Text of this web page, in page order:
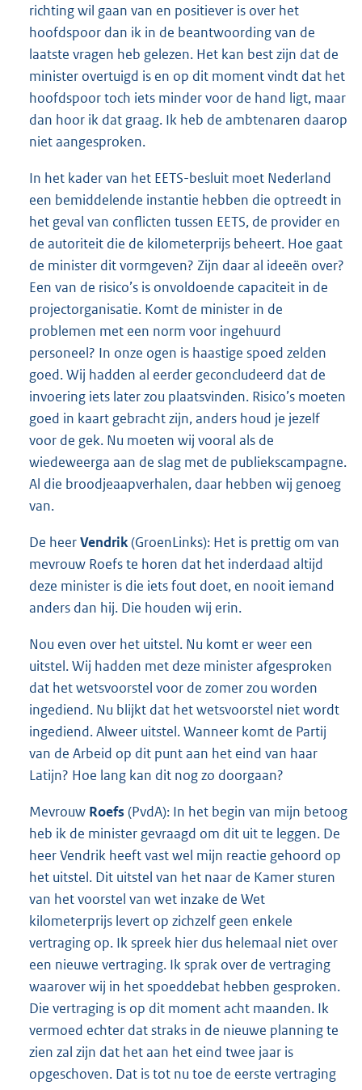
richting wil gaan van en positiever is over het
hoofdspoor dan ik in de beantwoording van de
laatste vragen heb gelezen. Het kan best zijn dat de
minister overtuigd is en op dit moment vindt dat het
hoofdspoor toch iets minder voor de hand ligt, maar
dan hoor ik dat graag. Ik heb de ambtenaren daarop
niet aangesproken.
In het kader van het EETS-besluit moet Nederland
een bemiddelende instantie hebben die optreedt in
het geval van conflicten tussen EETS, de provider en
de autoriteit die de kilometerprijs beheert. Hoe gaat
de minister dit vormgeven? Zijn daar al ideeën over?
Een van de risico’s is onvoldoende capaciteit in de
projectorganisatie. Komt de minister in de
problemen met een norm voor ingehuurd
personeel? In onze ogen is haastige spoed zelden
goed. Wij hadden al eerder geconcludeerd dat de
invoering iets later zou plaatsvinden. Risico’s moeten
goed in kaart gebracht zijn, anders houd je jezelf
voor de gek. Nu moeten wij vooral als de
wiedeweerga aan de slag met de publiekscampagne.
Al die broodjeaapverhalen, daar hebben wij genoeg
van.
De heerVendrik(GroenLinks): Het is prettig om van
mevrouw Roefs te horen dat het inderdaad altijd
deze minister is die iets fout doet, en nooit iemand
anders dan hij. Die houden wij erin.
Nou even over het uitstel. Nu komt er weer een
uitstel. Wij hadden met deze minister afgesproken
dat het wetsvoorstel voor de zomer zou worden
ingediend. Nu blijkt dat het wetsvoorstel niet wordt
ingediend. Alweer uitstel. Wanneer komt de Partij
van de Arbeid op dit punt aan het eind van haar
Latijn? Hoe lang kan dit nog zo doorgaan?
Mevrouw Roefs (PvdA): In het begin van mijn betoog
heb ik de minister gevraagd om dit uit te leggen. De
heer Vendrik heeft vast wel mijn reactie gehoord op
het uitstel. Dit uitstel van het naar de Kamer sturen
van het voorstel van wet inzake de Wet
kilometerprijs levert op zichzelf geen enkele
vertraging op. Ik spreek hier dus helemaal niet over
een nieuwe vertraging. Ik sprak over de vertraging
waarover wij in het spoeddebat hebben gesproken.
Die vertraging is op dit moment acht maanden. Ik
vermoed echter dat straks in de nieuwe planning te
zien zal zijn dat het aan het eind twee jaar is
opgeschoven. Dat is tot nu toe de eerste vertraging